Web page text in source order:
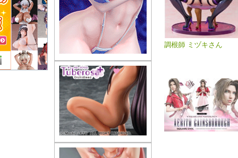
調根師 ミヅキさん